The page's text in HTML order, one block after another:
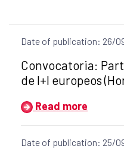
Date of publication: 26/
Title of the
Convocatoria:
de I+I europeos
Read more
Date of publication: 25/